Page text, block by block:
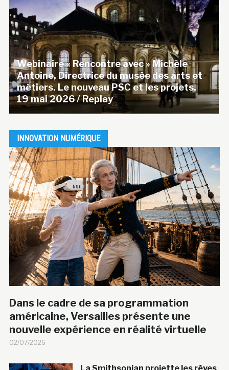
Webinaire « Rencontre avec » Michèle
Antoine, Directrice du musée des arts et
métiers. Le nouveau PSC et les projets.
19 mai 2026 / Replay
INNOVATION NUMÉRIQUE
Dans le cadre de sa programmation
américaine, Versailles présente une
nouvelle expérience en réalité virtuelle
02/07/2026
La Smithsonian projette les rêves